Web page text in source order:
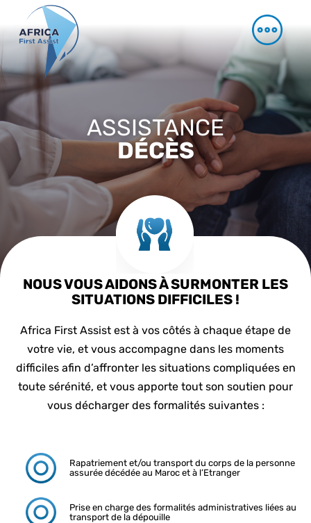
ASSISTANCE
DÉCÈS
NOUS VOUS AIDONS À SURMONTER LES
SITUATIONS DIFFICILES !
Africa First Assist est à vos côtés à chaque étape de
votre vie, et vous accompagne dans les moments
difficiles afin d’affronter les situations compliquées en
toute sérénité, et vous apporte tout son soutien pour
vous décharger des formalités suivantes :
Rapatriement et/ou transport du corps de la personne
assurée décédée au Maroc et à l’Etranger
Prise en charge des formalités administratives liées au
transport de la dépouille